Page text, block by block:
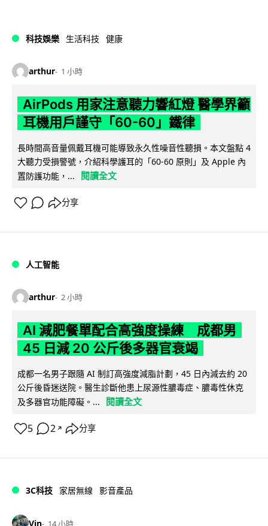
科技娛樂 生活科技 健康
arthur 1 小時
AirPods 用家注意聽力響紅燈 醫學界籲
耳機用戶謹守「60-60」鐵律
長時間高音量佩戴耳機可能導致永久性噪音性聽損。本文盤點 4
大聽力受損警號，介紹科學護耳的「60-60 原則」及 Apple 內
置防護功能，...
閱讀全文
分享
人工智能
arthur 2 小時
AI 減肥餐單配合高強度操練 成都男
45 日減 20 公斤後多器官衰竭
成都一名男子跟隨 AI 制訂高強度減脂計劃，45 日內減去約 20
公斤後昏迷送院。醫生診斷他患上尿源性膿毒症、膿毒性休克
及多器官功能障礙。...
閱讀全文
5 2 ↗ 分享
3C科技 家居無線 影音產品
Vin 14 小時